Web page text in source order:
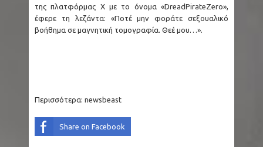
της πλατφόρμας X με το όνομα «DreadPirateZero»,
έφερε τη λεζάντα: «Ποτέ μην φοράτε σεξουαλικό
βοήθημα σε μαγνητική τομογραφία. Θεέ μου…».
Περισσότερα: newsbeast
Share on Facebook